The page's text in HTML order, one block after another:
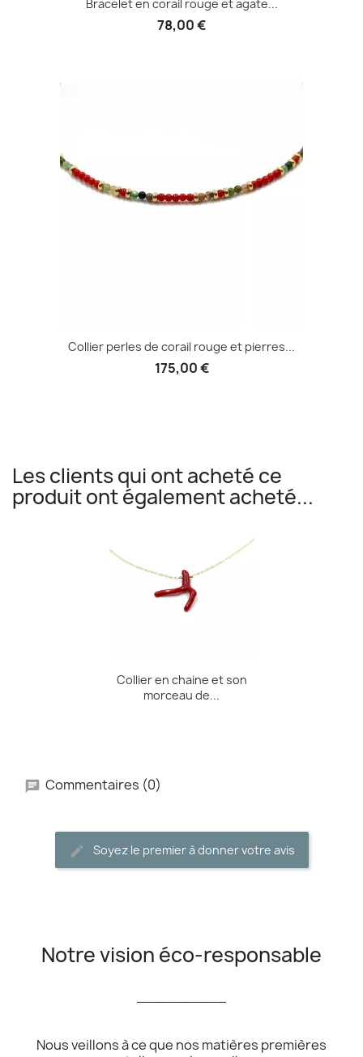
Bracelet en corail rouge et agate...
78,00 €
Collier perles de corail rouge et pierres...
175,00 €
Les clients qui ont acheté ce
produit ont également acheté...
Collier en chaine et son
morceau de...
Commentaires (0)
Soyez le premier à donner votre avis
Notre vision éco-responsable
Nous veillons à ce que nos matières premières